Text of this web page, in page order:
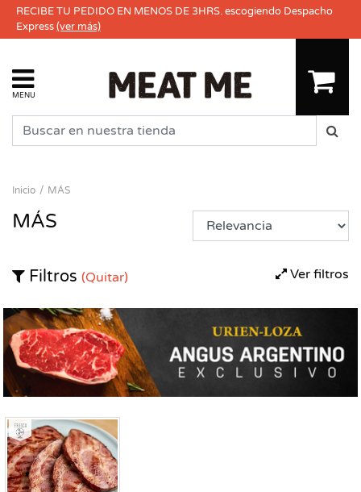
RECIBE TU PEDIDO EN MENOS DE 3HRS. escogiendo Despacho
Express(ver más)
MENU
Inicio MÁS
MÁS
Ver filtros
Filtros (Quitar)
Fresco